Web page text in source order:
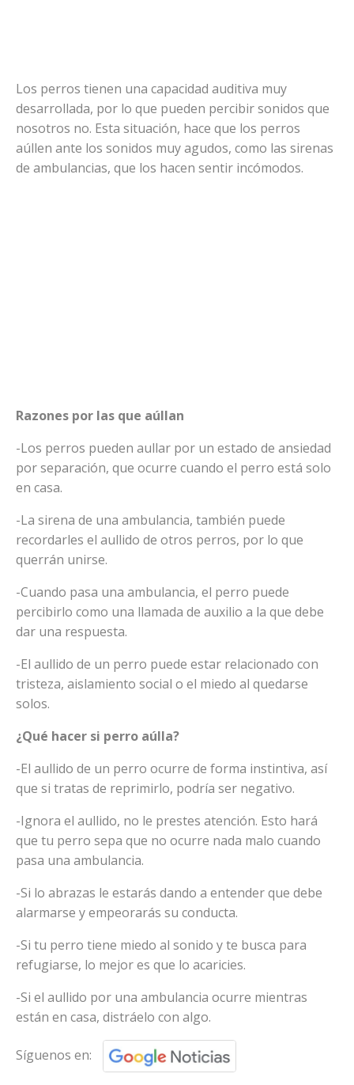
Los perros tienen una capacidad auditiva muy
desarrollada, por lo que pueden percibir sonidos que
nosotros no. Esta situación, hace que los perros
aúllen ante los sonidos muy agudos, como las sirenas
de ambulancias, que los hacen sentir incómodos.
Razones por las que aúllan
-Los perros pueden aullar por un estado de ansiedad
por separación, que ocurre cuando el perro está solo
en casa.
-La sirena de una ambulancia, también puede
recordarles el aullido de otros perros, por lo que
querrán unirse.
-Cuando pasa una ambulancia, el perro puede
percibirlo como una llamada de auxilio a la que debe
dar una respuesta.
-El aullido de un perro puede estar relacionado con
tristeza, aislamiento social o el miedo al quedarse
solos.
¿Qué hacer si perro aúlla?
-El aullido de un perro ocurre de forma instintiva, así
que si tratas de reprimirlo, podría ser negativo.
-Ignora el aullido, no le prestes atención. Esto hará
que tu perro sepa que no ocurre nada malo cuando
pasa una ambulancia.
-Si lo abrazas le estarás dando a entender que debe
alarmarse y empeorarás su conducta.
-Si tu perro tiene miedo al sonido y te busca para
refugiarse, lo mejor es que lo acaricies.
-Si el aullido por una ambulancia ocurre mientras
están en casa, distráelo con algo.
Síguenos en: